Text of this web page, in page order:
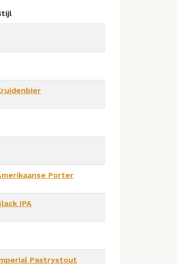
Porter
IPA
Pastrystout